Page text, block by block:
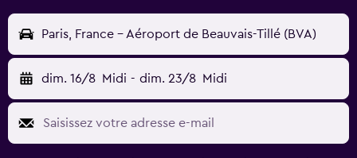
Paris, France - Aéroport de Beauvais-Tillé (BVA)
dim. 16/8 Midi - dim. 23/8 Midi